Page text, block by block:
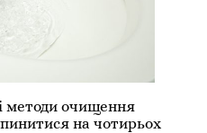
методи очищення
на чотирьох